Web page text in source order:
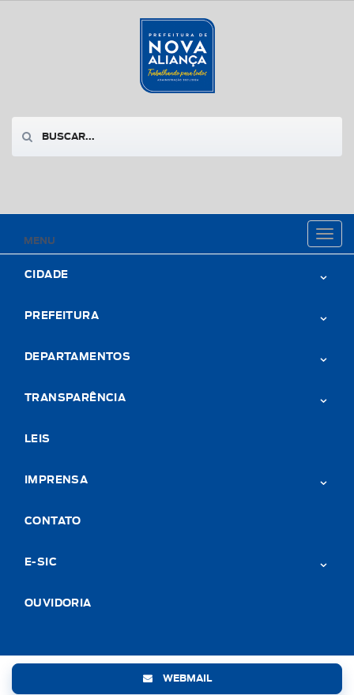
MENU
Toggle
CIDADE
PREFEITURA
DEPARTAMENTOS
TRANSPARÊNCIA
LEIS
IMPRENSA
CONTATO
E-SIC
OUVIDORIA
WEBMAIL